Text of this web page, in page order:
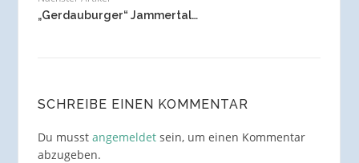
„Gerdauburger“ Jammertal…
SCHREIBE EINEN KOMMENTAR
Du musst angemeldetsein, um einen Kommentar
abzugeben.